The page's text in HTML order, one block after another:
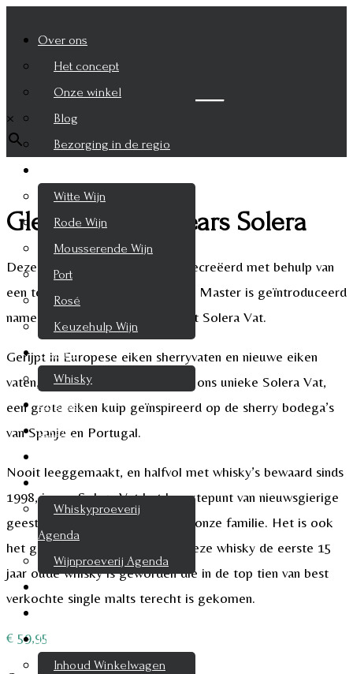
Over ons
Het concept
Onze winkel
Blog
Bezorging in de regio
Witte Wijn
Rode Wijn
Mousserende Wijn
Port
Rosé
Keuzehulp Wijn
Whisky
Whisky
Cognac
Likeur
Proeverijen
Whiskyproeverij
Agenda
Wijnproeverij Agenda
Mijn account
Inhoud Winkelwagen
Zoek je product
×
Glenfiddich 15 years Solera
Deze 15 Year Old expressie is gecreëerd met behulp van
een techniek die door onze Malt Master is geïntroduceerd
namelijk met de alchemie van het Solera Vat.
Gerijpt in Europese eiken sherryvaten en nieuwe eiken
vaten, wordt de whisky gerijpt in ons unieke Solera Vat,
een grote eiken kuip geïnspireerd op de sherry bodega’s
van Spanje en Portugal.
Nooit leeggemaakt, en halfvol met whisky’s bewaard sinds
1998, is ons Solera Vat het hoogtepunt van nieuwsgierige
geesten en de pioniersgeest van onze familie. Het is ook
het geheim achter het feit dat deze whisky de eerste 15
jaar oude whisky is geworden die in de top tien van best
verkochte single malts terecht is gekomen.
€ 59,95